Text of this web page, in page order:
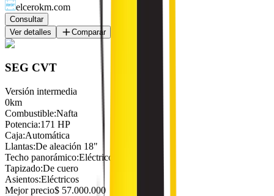
elcerokm.com
Consultar
Ver detalles
Comparar
SEG CVT
Versión intermedia
0km
Combustible:Nafta
Potencia:171 HP
Caja:Automática
Llantas:De aleación 18"
Techo panorámico:Eléctrico
Tapizado:De cuero
Asientos:Eléctricos
Mejor precio$ 57.000.000